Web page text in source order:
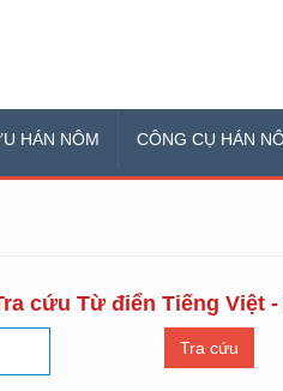
HÁN NÔM CÔNG CỤ HÁN
cứu Từ điển Tiếng Việt